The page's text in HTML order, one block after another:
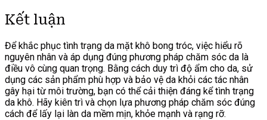
Kết luận
Để khắc phục tình trạng da mặt khô bong tróc, việc hiểu rõ
nguyên nhân và áp dụng đúng phương pháp chăm sóc da là
điều vô cùng quan trọng. Bằng cách duy trì độ ẩm cho da, sử
dụng các sản phẩm phù hợp và bảo vệ da khỏi các tác nhân
gây hại từ môi trường, bạn có thể cải thiện đáng kể tình trạng
da khô. Hãy kiên trì và chọn lựa phương pháp chăm sóc đúng
cách để lấy lại làn da mềm mịn, khỏe mạnh và rạng rỡ.